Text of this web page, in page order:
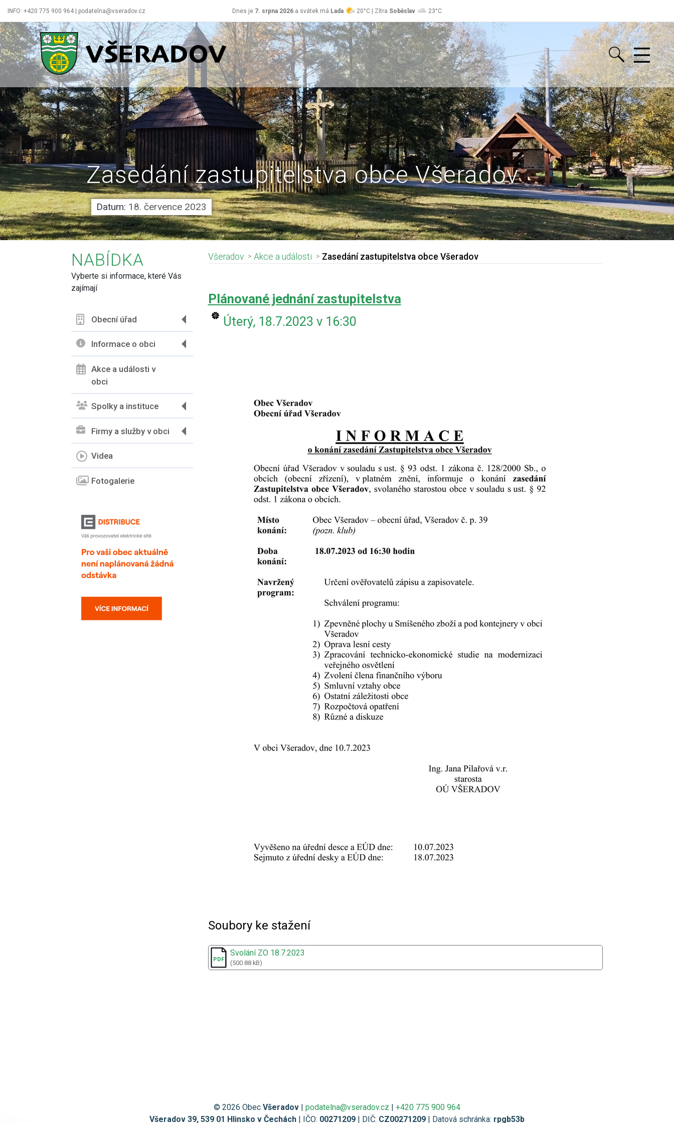
INFO: +420 775 900 964 | podatelna@vseradov.cz Dnes je 7. srpna 2026 a svátek má Lada 20°C | Zítra Soběslav 23°C
Všeradov
Zasedání zastupitelstva obce Všeradov
Datum: 18. července 2023
NABÍDKA
Vyberte si informace, které Vás
zajímají
Obecní úřad
Informace o obci
Akce a události v
obci
Spolky a instituce
Firmy a služby v obci
Videa
Fotogalerie
Všeradov Akce a události Zasedání zastupitelstva obce Všeradov
Nadpis článku
Plánované jednání zastupitelstva
Úterý, 18.7.2023 v 16:30
Soubory ke stažení
Svolání ZO 18.7.2023
(500.88 kB)
© 2026 Obec Všeradov | podatelna@vseradov.cz | +420 775 900 964
Všeradov 39, 539 01 Hlinsko v Čechách | IČO: 00271209 | DIČ: CZ00271209 | Datová schránka: rpgb53b